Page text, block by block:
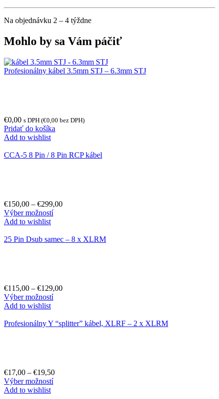
Na objednávku 2 – 4 týždne
Mohlo by sa Vám páčiť
Profesionálny kábel 3.5mm STJ – 6.3mm STJ
€0,00 s DPH (€0,00 bez DPH)
Pridať do košíka
Add to wishlist
CCA-5 8 Pin / 8 Pin RCP kábel
€150,00 – €299,00
Výber možností
Add to wishlist
25 Pin Dsub samec – 8 x XLRM
€115,00 – €129,00
Výber možností
Add to wishlist
Profesionálny Y “splitter” kábel, XLRF – 2 x XLRM
€17,00 – €19,50
Výber možností
Add to wishlist